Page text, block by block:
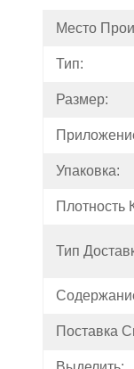
Место
Тип:
Размер:
Упаковка:
Плотность
Тип
Поставка